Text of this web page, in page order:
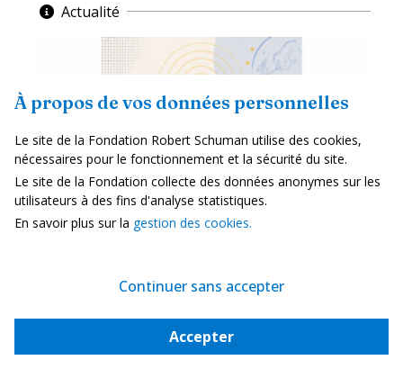
À propos de vos données personnelles
Le site de la Fondation Robert Schuman utilise des cookies,
nécessaires pour le fonctionnement et la sécurité du site.
Le site de la Fondation collecte des données anonymes sur les
utilisateurs à des fins d'analyse statistiques.
En savoir plus sur la gestion des cookies.
Continuer sans accepter
Accepter
Actualité
La guerre est de retour aux portes de l'Europe, les tensions
s'intensifient, les menaces hybrides se multiplient et la dissuasion